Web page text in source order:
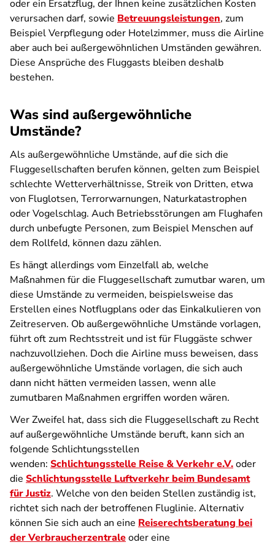
oder ein Ersatzflug, der Ihnen keine zusätzlichen Kosten
verursachen darf, sowie Betreuungsleistungen, zum
Beispiel Verpflegung oder Hotelzimmer, muss die Airline
aber auch bei außergewöhnlichen Umständen gewähren.
Diese Ansprüche des Fluggasts bleiben deshalb
bestehen.
Was sind außergewöhnliche
Umstände?
Als außergewöhnliche Umstände, auf die sich die
Fluggesellschaften berufen können, gelten zum Beispiel
schlechte Wetterverhältnisse, Streik von Dritten, etwa
von Fluglotsen, Terrorwarnungen, Naturkatastrophen
oder Vogelschlag. Auch Betriebsstörungen am Flughafen
durch unbefugte Personen, zum Beispiel Menschen auf
dem Rollfeld, können dazu zählen.
Es hängt allerdings vom Einzelfall ab, welche
Maßnahmen für die Fluggesellschaft zumutbar waren, um
diese Umstände zu vermeiden, beispielsweise das
Erstellen eines Notflugplans oder das Einkalkulieren von
Zeitreserven. Ob außergewöhnliche Umstände vorlagen,
führt oft zum Rechtsstreit und ist für Fluggäste schwer
nachzuvollziehen. Doch die Airline muss beweisen, dass
außergewöhnliche Umstände vorlagen, die sich auch
dann nicht hätten vermeiden lassen, wenn alle
zumutbaren Maßnahmen ergriffen worden wären.
Wer Zweifel hat, dass sich die Fluggesellschaft zu Recht
auf außergewöhnliche Umstände beruft, kann sich an
folgende Schlichtungsstellen
wenden: Schlichtungsstelle Reise & Verkehr e.V.oder
die Schlichtungsstelle Luftverkehr beim Bundesamt
für Justiz. Welche von den beiden Stellen zuständig ist,
richtet sich nach der betroffenen Fluglinie. Alternativ
können Sie sich auch an eine Reiserechtsberatung bei
der Verbraucherzentraleoder eine